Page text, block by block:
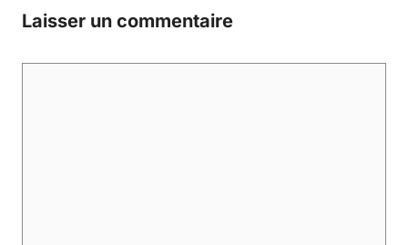
Laisser un commentaire